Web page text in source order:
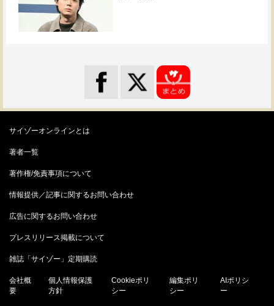
サイゾーオンラインとは
著者一覧
著作権/免責事項について
情報提供／記事に関するお問い合わせ
広告に関するお問い合わせ
プレスリリース掲載について
雑誌「サイゾー」定期購読
会社概
要
個人情報保護
方針
Cookieポリ
シー
編集ポリ
シー
AIポリシ
ー